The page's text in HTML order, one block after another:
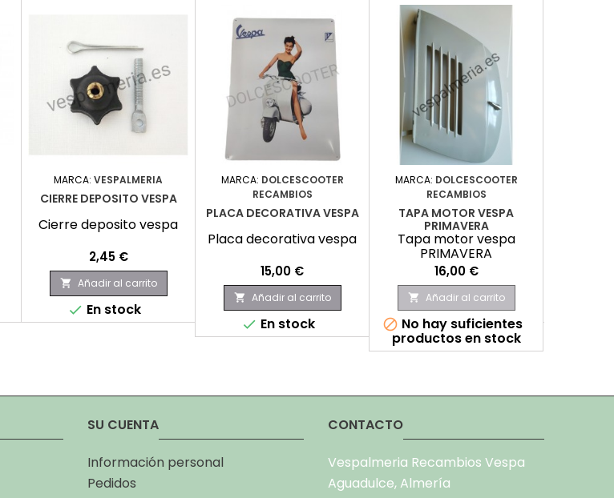
MARCA: VESPALMERIA
CIERRE DEPOSITO VESPA
Cierre deposito vespa
Precio
2,45 €
 Añadir al carrito
 En stock
MARCA: DOLCESCOOTER
RECAMBIOS
PLACA DECORATIVA VESPA
Placa decorativa vespa
Precio
15,00 €
 Añadir al carrito
 En stock
MARCA: DOLCESCOOTER
RECAMBIOS
TAPA MOTOR VESPA
PRIMAVERA
Tapa motor vespa
PRIMAVERA
Precio
16,00 €
 Añadir al carrito
 No hay suficientes
productos en stock
SU CUENTA
Información personal
Pedidos
CONTACTO
Vespalmeria Recambios Vespa
Aguadulce, Almería